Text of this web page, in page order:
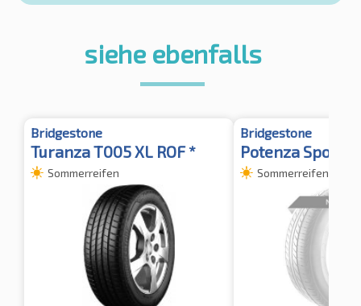
siehe ebenfalls
Bridgestone
Turanza T005 XL ROF *
Sommerreifen
Bridgestone
Potenza Sport
Sommerreifen